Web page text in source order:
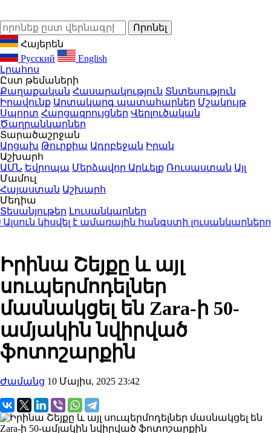
Հայերեն
Русский
English
Լրահոս
Ըստ թեմաների
Քաղաքական Հասարակություն Տնտեսություն
Իրավունք Արտակարգ պատահարներ Մշակույթ
Սպորտ Հարցազրույցներ Վերլուծական
Ծաղրանկարներ
Տարածաշրջան
Արցախ Թուրքիա Ադրբեջան Իրան
Աշխարհ
ԱՄՆ Եվրոպա Մերձավոր Արևելք Ռուսաստան Այլ
Մամուլ
Հայաստան Աշխարհ
Մեդիա
Տեսանյութեր Լուսանկարներ
կիսվել է ամառային հանգստի լուսանկարներով
Իրինա Շեյքը և այլ
սուպերմոդելներ
մասնակցել են Zara-ի 50-
ամյակին նվիրված
ֆոտոշարքին
Ժամանց 10 Մայիս, 2025 23:42